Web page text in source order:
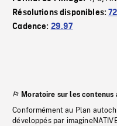
Résolutions disponibles:
Cadence: 29.97
Moratoire sur les contenus
Conformément au Plan
développés par